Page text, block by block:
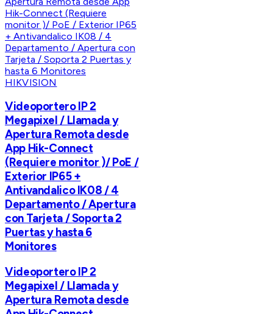
HIKVISION
Videoportero IP 2
Megapixel / Llamada y
Apertura Remota desde
App Hik-Connect
(Requiere monitor )/ PoE /
Exterior IP65 +
Antivandalico IK08 / 4
Departamento / Apertura
con Tarjeta / Soporta 2
Puertas y hasta 6
Monitores
Videoportero IP 2
Megapixel / Llamada y
Apertura Remota desde